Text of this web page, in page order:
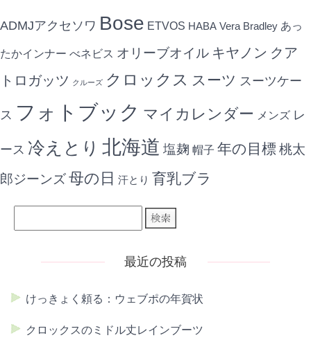
ADMJアクセソワ Bose ETVOS HABA Vera Bradley あっ
たかインナー べネビス オリーブオイル キヤノン クア
トロガッツ クルーズ クロックス スーツ スーツケー
ス フォトブック マイカレンダー メンズ レ
ース 冷えとり 北海道 塩麹 帽子 年の目標 桃太
郎ジーンズ母の日 汗とり 育乳ブラ
最近の投稿
けっきょく頼る：ウェブポの年賀状
クロックスのミドル丈レインブーツ